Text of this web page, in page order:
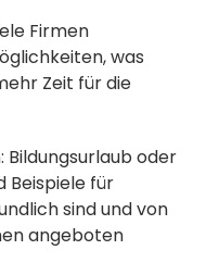
Firmen
was
Zeit für die
Bildungsurlaub oder
Beispiele für
sind und von
angeboten